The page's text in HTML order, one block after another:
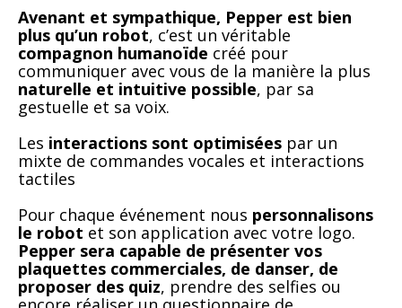
Avenant et sympathique, Pepper est bien
plus qu’un robot, c’est un véritable
compagnon humanoïde créé pour
communiquer avec vous de la manière la plus
naturelle et intuitive possible, par sa
gestuelle et sa voix.
Les interactions sont optimisées par un
mixte de commandes vocales et interactions
tactiles
Pour chaque événement nous personnalisons
le robot et son application avec votre logo.
Pepper sera capable de présenter vos
plaquettes commerciales, de danser, de
proposer des quiz, prendre des selfies ou